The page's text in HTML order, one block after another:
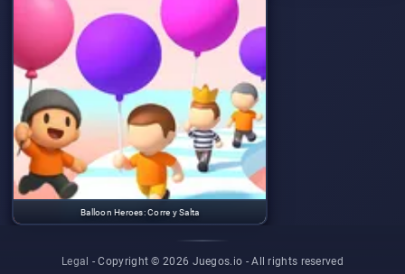
Balloon Heroes: Corre y Salta
Legal - Copyright © 2026 Juegos.io -All rights reserved